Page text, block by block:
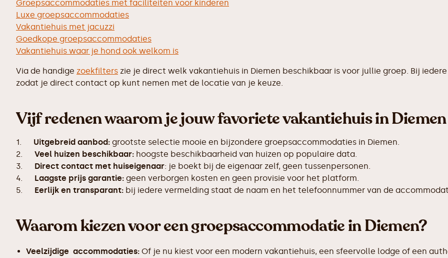
Groepsaccommodaties met faciliteiten voor kinderen
Luxe groepsaccommodaties
Vakantiehuis met jacuzzi
Goedkope groepsaccommodaties
Vakantiehuis waar je hond ook welkom is
Via de handige zoekfilters zie je direct welk vakantiehuis in Diemen beschikbaar is voor jullie groep. Bij
zodat je direct contact op kunt nemen met de locatie van je keuze.
Vijf redenen waarom je jouw favoriete vakantiehuis in
1. Uitgebreid aanbod: grootste selectie mooie en bijzondere groepsaccommodaties in Diemen.
2. Veel huizen beschikbaar: hoogste beschikbaarheid van huizen op populaire data.
3. Direct contact met huiseigenaar: je boekt bij de eigenaar zelf, geen tussenpersonen.
4. Laagste prijs garantie: geen verborgen kosten en geen provisie voor het platform.
5. Eerlijk en transparant: bij iedere vermelding staat de naam en het telefoonnummer van de
Waarom kiezen voor een groepsaccommodatie in Diemen?
Veelzijdige accommodaties: Of je nu kiest voor een modern vakantiehuis, een sfeervolle lodge of een